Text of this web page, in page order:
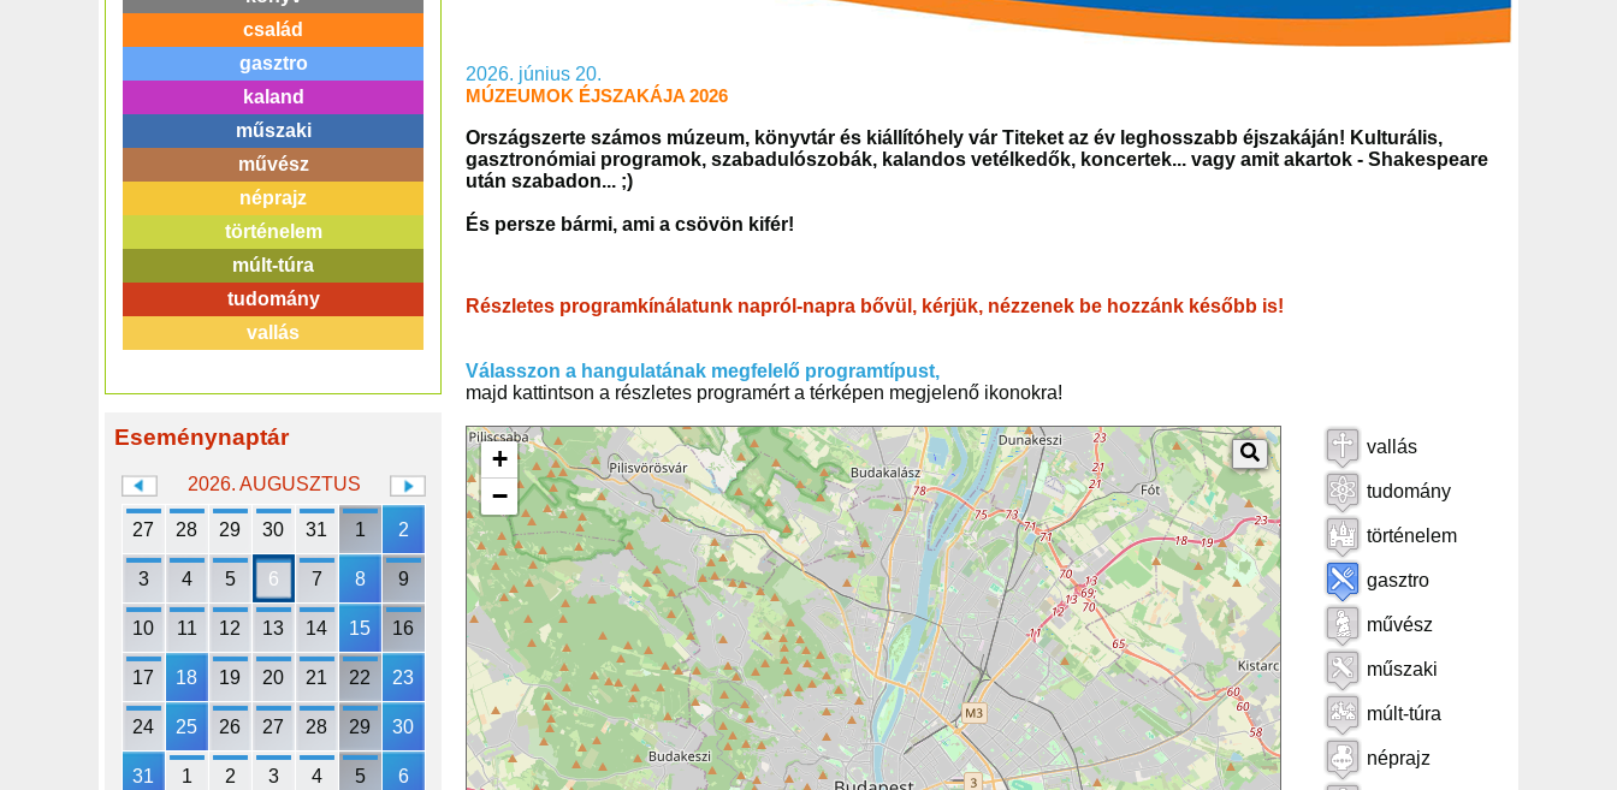
család
gasztro
kaland
műszaki
művész
néprajz
történelem
múlt-túra
tudomány
vallás
Eseménynaptár
2026. AUGUSZTUS
27 28 29 30 31 1 2
3 4 5 6 7 8 9
10 11 12 13 14 15 16
17 18 19 20 21 22 23
24 25 26 27 28 29 30
31 1 2 3 4 5 6
2026. június 20.
MÚZEUMOK ÉJSZAKÁJA 2026
Országszerte számos múzeum, könyvtár és kiállítóhely vár Titeket az év leghosszabb éjszakáján! Kulturális,
gasztronómiai programok, szabadulószobák, kalandos vetélkedők, koncertek... vagy amit akartok - Shakespeare
után szabadon... ;)
És persze bármi, ami a csövön kifér!
Részletes programkínálatunk napról-napra bővül, kérjük, nézzenek be hozzánk később is!
Válasszon a hangulatának megfelelő programtípust,
majd kattintson a részletes programért a térképen megjelenő ikonokra!
+
−
vallás
tudomány
történelem
gasztro
művész
műszaki
múlt-túra
néprajz